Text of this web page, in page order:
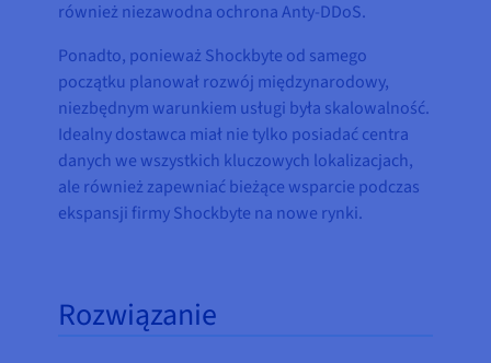
również niezawodna ochrona Anty-DDoS.
Ponadto, ponieważ Shockbyte od samego
początku planował rozwój międzynarodowy,
niezbędnym warunkiem usługi była skalowalność.
Idealny dostawca miał nie tylko posiadać centra
danych we wszystkich kluczowych lokalizacjach,
ale również zapewniać bieżące wsparcie podczas
ekspansji firmy Shockbyte na nowe rynki.
Rozwiązanie